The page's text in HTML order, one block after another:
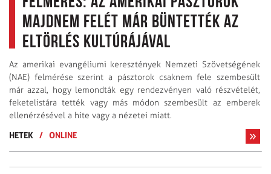
majdnem felét már büntették az
eltörlés kultúrájával
Az amerikai evangéliumi keresztények Nemzeti Szövetségének
(NAE) felmérése szerint a pásztorok csaknem fele szembesült
már azzal, hogy lemondták egy rendezvényen való részvételét,
feketelistára tették vagy más módon szembesült az emberek
ellenérzésével a hite vagy a nézetei miatt.
HETEK
/ ONLINE